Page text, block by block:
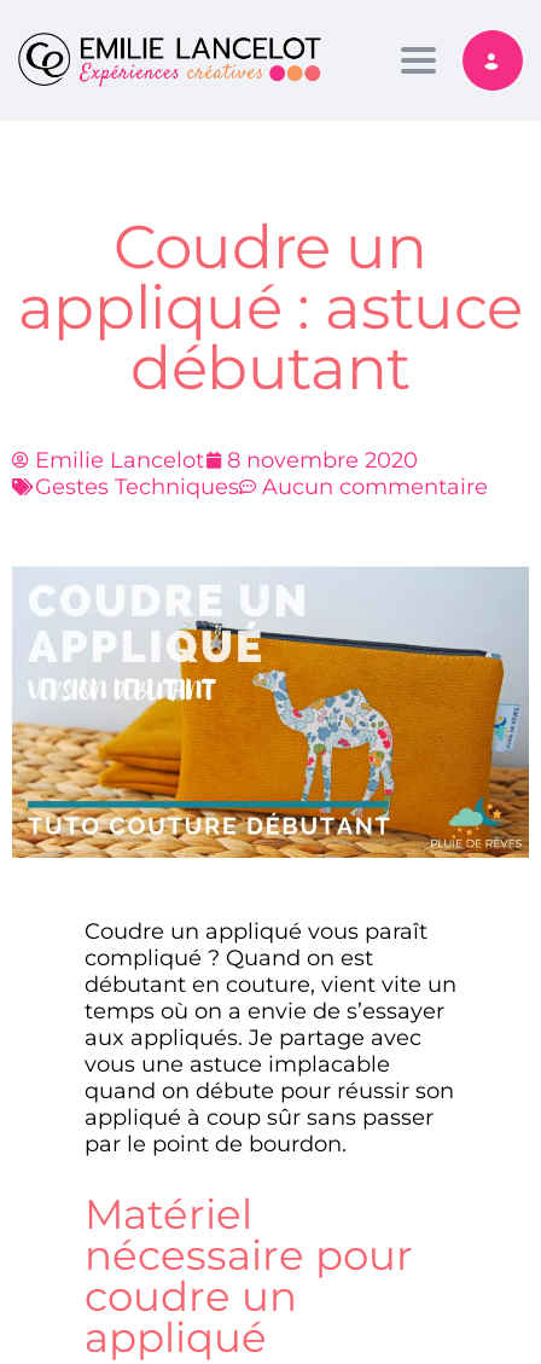
Toggle
Coudre un
appliqué : astuce
débutant
Emilie Lancelot
8 novembre 2020
Gestes Techniques
Aucun commentaire
Coudre un appliqué vous paraît
compliqué ? Quand on est
débutant en couture, vient vite un
temps où on a envie de s’essayer
aux appliqués. Je partage avec
vous une astuce implacable
quand on débute pour réussir son
appliqué à coup sûr sans passer
par le point de bourdon.
Matériel
nécessaire pour
coudre un
appliqué